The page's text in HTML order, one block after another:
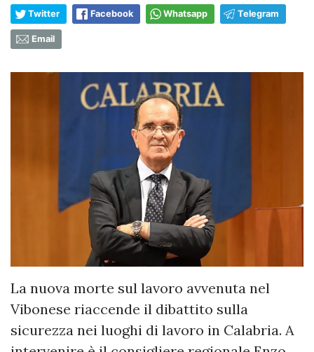
Twitter Facebook Whatsapp Telegram
Email
La nuova morte sul lavoro avvenuta nel
Vibonese riaccende il dibattito sulla
sicurezza nei luoghi di lavoro in Calabria. A